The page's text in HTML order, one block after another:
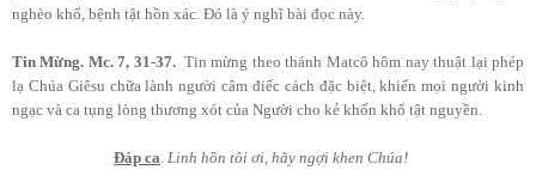
nghèo khổ, bệnh tật hồn xác. Đó là ý nghĩ bài đọc này.
Tin Mừng. Mc. 7, 31-37. Tin mừng theo thánh Matcô hôm nay thuật lại phép
lạ Chúa Giêsu chữa lành người câm điếc cách đặc biệt, khiến mọi người kinh
ngạc và ca tụng lòng thương xót của Người cho kẻ khốn khổ tật nguyền.
Đáp ca Linh hồn tôi ơi, hãy ngợi khen Chúa!